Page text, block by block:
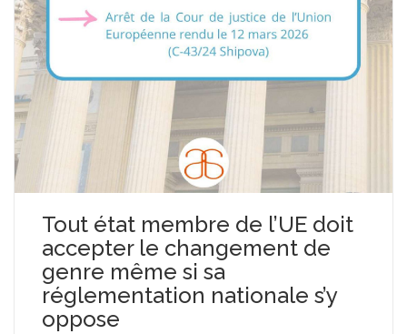
Tout état membre de l’UE doit
accepter le changement de
genre même si sa
réglementation nationale s’y
oppose